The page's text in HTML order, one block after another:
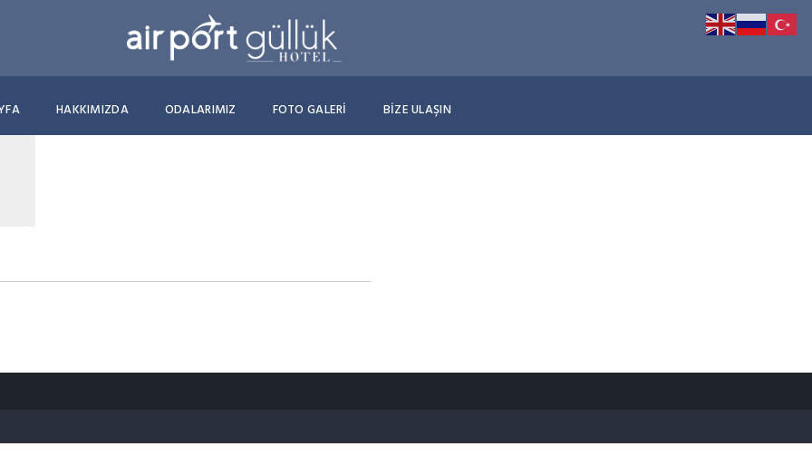
HAKKIMIZDA ODALARIMIZ FOTO GALERİ BIZE ULAŞIN